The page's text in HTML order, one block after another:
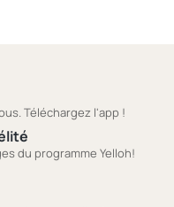
Téléchargez l'app !
du programme Yelloh!